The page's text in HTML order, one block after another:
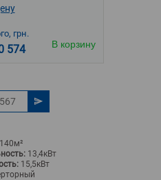
грн.
574 В корзину
13,4кВт
15,5кВт